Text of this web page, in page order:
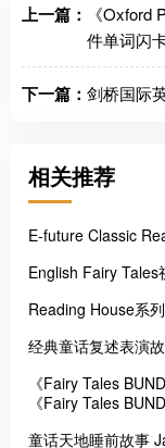
上一篇：
《Oxford
件单词闪
下一篇： 剑桥国际
相关推荐
E-future Classic
English Fairy Tales
Reading House系
经典童话复述表演
《Fairy Tales
一辑PDF
《Fairy Tales
童话天地睡前故事